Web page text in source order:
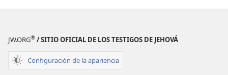
JW.ORG® / SITIO OFICIAL DE LOS TESTIGOS DE JEHOVÁ
Configuración de la apariencia